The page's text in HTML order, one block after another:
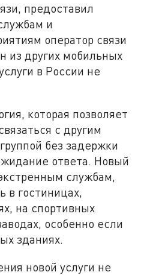
предоставил
и
оператор связи
из других мобильных
в России не
которая позволяет
с другим
без задержки
ответа. Новый
службам,
в гостиницах,
на спортивных
особенно если
зданиях.
новой услуги не